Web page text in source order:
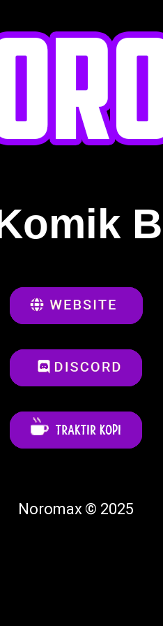
Noromax © 2025